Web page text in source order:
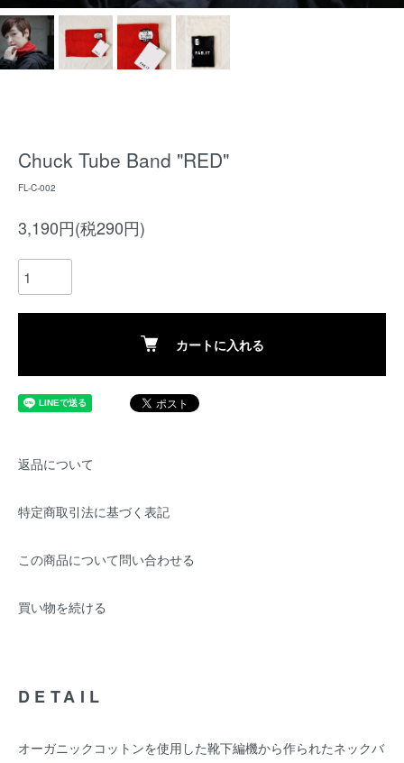
Chuck Tube Band "RED"
FL-C-002
3,190円(税290円)
カートに入れる
返品について
特定商取引法に基づく表記
この商品について問い合わせる
買い物を続ける
DETAIL
オーガニックコットンを使用した靴下編機から作られたネックバ